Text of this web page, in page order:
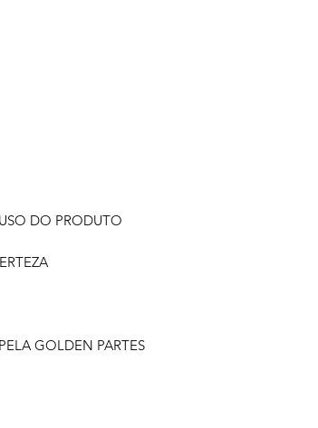
DO PRODUTO
GOLDEN PARTES